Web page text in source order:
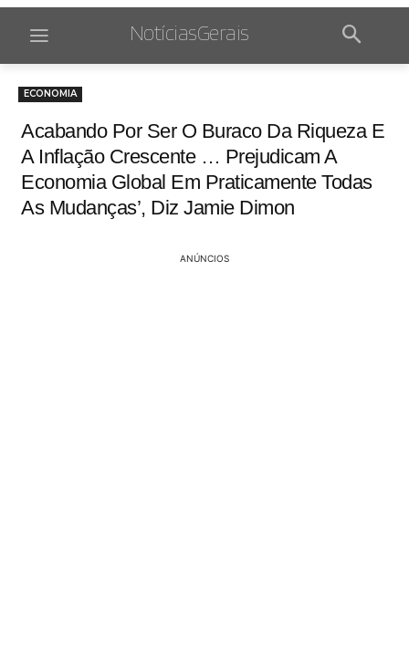
NotíciasGerais
ECONOMIA
Acabando Por Ser O Buraco Da Riqueza E
A Inflação Crescente … Prejudicam A
Economia Global Em Praticamente Todas
As Mudanças’, Diz Jamie Dimon
ANÚNCIOS